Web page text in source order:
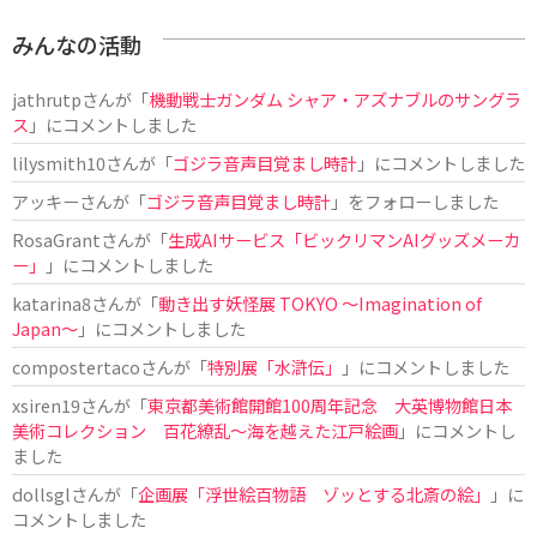
みんなの活動
jathrutpさんが「機動戦士ガンダム シャア・アズナブルのサングラ
ス 」にコメントしました
lilysmith10さんが「ゴジラ音声目覚まし時計」にコメントしました
アッキーさんが「ゴジラ音声目覚まし時計」をフォローしました
RosaGrantさんが「生成AIサービス「ビックリマンAIグッズメーカ
ー」
」にコメントしました
katarina8さんが「動き出す妖怪展 TOKYO 〜Imagination of
Japan〜」にコメントしました
compostertacoさんが「特別展「水滸伝」
」にコメントしました
xsiren19さんが「東京都美術館開館100周年記念 大英博物館日本
美術コレクション 百花繚乱～海を越えた江戸絵画」にコメントし
ました
dollsglさんが「企画展「浮世絵百物語 ゾッとする北斎の絵」
」に
コメントしました